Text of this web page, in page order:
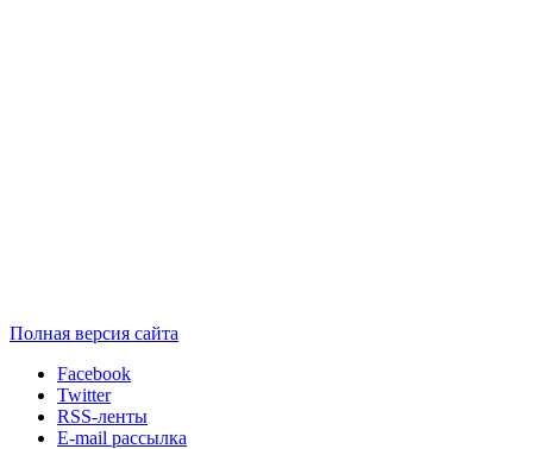
Полная версия сайта
Facebook
Twitter
RSS-ленты
E-mail рассылка